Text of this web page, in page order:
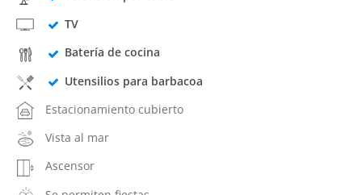
TV
Batería de cocina
Utensilios para barbacoa
Estacionamiento cubierto
Vista al mar
Ascensor